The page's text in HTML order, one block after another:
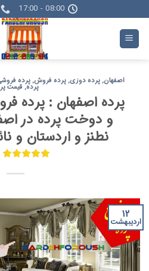
to
content
08:00 - 17:00
اصفهان,پرده دوزی,پرده فروش,پرده
پرده, قیمت
پرده اصفهان : پرده
و دوخت پرده در
نطنز و اردستان و
۱۲
اردیبهشت